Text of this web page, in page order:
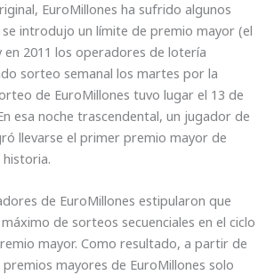
EuroMillones ha sufrido algunos
se introdujo un límite de premio mayor (el
2011 los operadores de lotería
sorteo semanal los martes por la
de EuroMillones tuvo lugar el 13 de
esa noche trascendental, un jugador de
llevarse el primer premio mayor de
historia.
de EuroMillones estipularon que
de sorteos secuenciales en el ciclo
mayor. Como resultado, a partir de
mayores de EuroMillones solo